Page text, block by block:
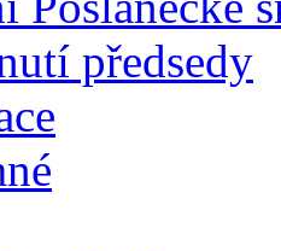
předsedy